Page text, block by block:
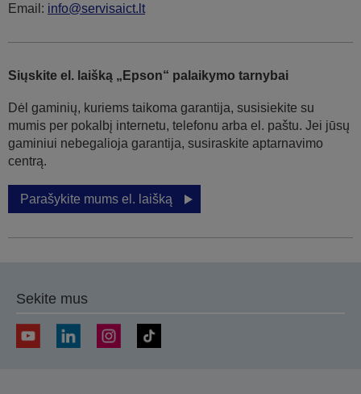
Email: info@servisaict.lt
Siųskite el. laišką „Epson“ palaikymo tarnybai
Dėl gaminių, kuriems taikoma garantija, susisiekite su
mumis per pokalbį internetu, telefonu arba el. paštu. Jei jūsų
gaminiui nebegalioja garantija, susiraskite aptarnavimo
centrą.
Parašykite mums el. laišką
Sekite mus